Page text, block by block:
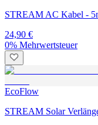
STREAM AC Kabel -
24,90 €
0% Mehrwertsteuer
EcoFlow
STREAM Solar